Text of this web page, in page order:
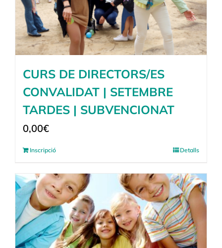
CURS DE DIRECTORS/ES
CONVALIDAT | SETEMBRE
TARDES | SUBVENCIONAT
0,00€
Inscripció Detalls